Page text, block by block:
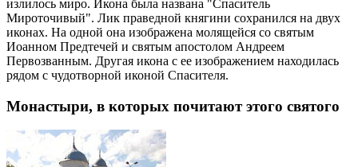
излилось миро. Икона была названа "Спаситель
Мироточивый". Лик праведной княгини сохранился на двух
иконах. На одной она изображена молящейся со святым
Иоанном Предтечей и святым апостолом Андреем
Первозванным. Другая икона с ее изображением находилась
рядом с чудотворной иконой Спасителя.
Монастыри, в которых почитают этого святого